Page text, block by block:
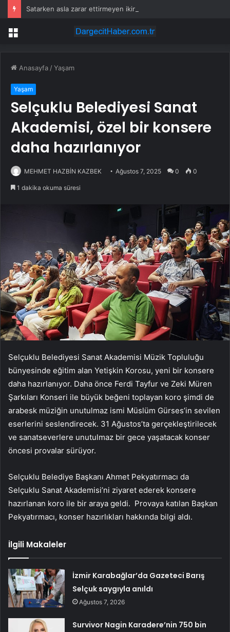
Satarken asla zarar ettirmeyen ikinci el araçlar
Menü
Anasayfa /Yaşam
Yaşam
Selçuklu Belediyesi Sanat
Akademisi, özel bir konsere
daha hazırlanıyor
MEHMET HAZBİN KAZBEK Ağustos 7, 2025 0 0
1 dakika okuma süresi
Selçuklu Belediyesi Sanat Akademisi Müzik Topluluğu
bünyesinde eğitim alan Yetişkin Korosu, yeni bir konsere
daha hazırlanıyor. Daha önce Ferdi Tayfur ve Zeki Müren
Şarkıları Konseri ile büyük beğeni toplayan koro şimdi de
arabesk müziğin unutulmaz ismi Müslüm Gürses’in sevilen
eserlerini seslendirecek. 31 Ağustos’ta gerçekleştirilecek
ve sanatseverlere unutulmaz bir gece yaşatacak konser
öncesi provalar sürüyor.
Selçuklu Belediye Başkanı Ahmet Pekyatırmacı da
Selçuklu Sanat Akademisi’ni ziyaret ederek konsere
hazırlanan koro ile bir araya geldi. Provaya katılan Başkan
Pekyatırmacı, konser hazırlıkları hakkında bilgi aldı.
İlgili Makaleler
İzmir Karabağlar’da Gazeteci Barış
Selçuk saygıyla anıldı
Ağustos 7, 2026
Survivor Nagin Karadere’nin 750 bin